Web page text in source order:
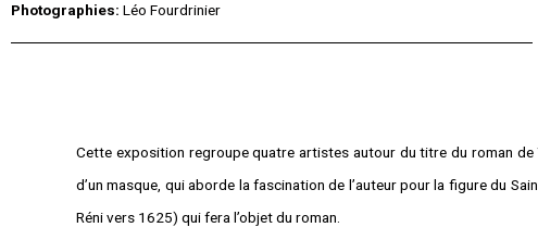
Photographies: Léo Fourdrinier
Cette exposition regroupe quatre artistes autour du titre du roman de
d’un masque, qui aborde la fascination de l’auteur pour la figure du
Réni vers 1625) qui fera l’objet du roman.